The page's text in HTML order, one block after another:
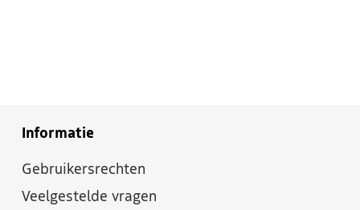
Informatie
Gebruikersrechten
Veelgestelde vragen